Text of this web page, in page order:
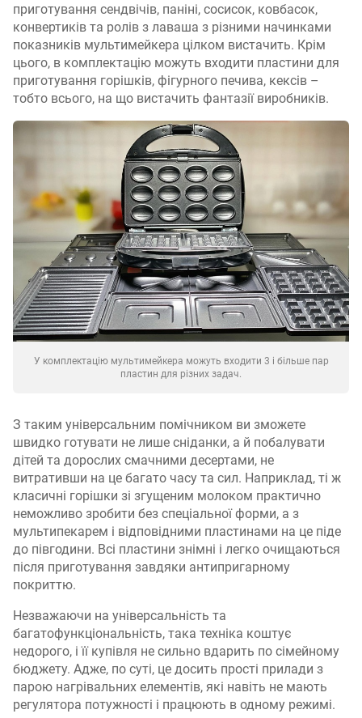
приготування сендвічів, паніні, сосисок, ковбасок,
конвертиків та ролів з лаваша з різними начинками
показників мультимейкера цілком вистачить. Крім
цього, в комплектацію можуть входити пластини для
приготування горішків, фігурного печива, кексів –
тобто всього, на що вистачить фантазії виробників.
У комплектацію мультимейкера можуть входити 3 і більше пар
пластин для різних задач.
З таким універсальним помічником ви зможете
швидко готувати не лише сніданки, а й побалувати
дітей та дорослих смачними десертами, не
витративши на це багато часу та сил. Наприклад, ті ж
класичні горішки зі згущеним молоком практично
неможливо зробити без спеціальної форми, а з
мультипекарем і відповідними пластинами на це піде
до півгодини. Всі пластини знімні і легко очищаються
після приготування завдяки антипригарному
покриттю.
Незважаючи на універсальність та
багатофункціональність, така техніка коштує
недорого, і її купівля не сильно вдарить по сімейному
бюджету. Адже, по суті, це досить прості прилади з
парою нагрівальних елементів, які навіть не мають
регулятора потужності і працюють в одному режимі.